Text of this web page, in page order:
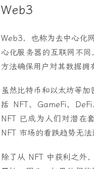
Web3
Web3，也称为去中心化
心化服务器的互联网不
方法确保用户对其数据拥
虽然比特币和以太坊等
括 NFT、GameFi、
NFT 已成为人们对潜在
NFT 市场的看跌趋势无法
除了从 NFT 中获利之外